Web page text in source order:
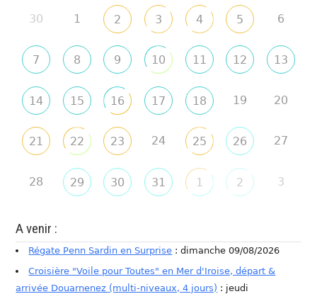
30 1 2 3 4 5 6
7 8 9 10 11 12 13
14 15 16 17 18 19 20
21 22 23 24 25 26 27
28 29 30 31 1 2 3
A venir :
Régate Penn Sardin en Surprise : dimanche 09/08/2026
Croisière "Voile pour Toutes" en Mer d'Iroise, départ &
arrivée Douarnenez (multi-niveaux, 4 jours) : jeudi